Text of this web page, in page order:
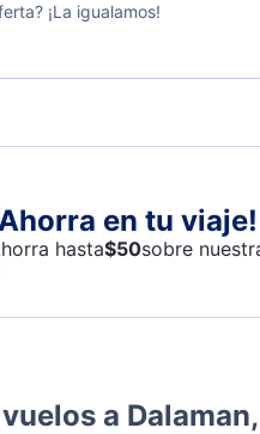
¡La igualamos!
en tu viaje!
hasta$50sobre
a